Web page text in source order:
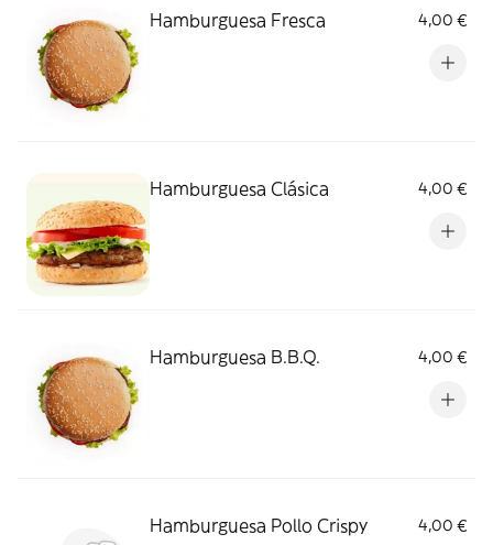
Hamburguesa Fresca 4,00 €
Hamburguesa Clásica 4,00 €
Hamburguesa B.B.Q. 4,00 €
Hamburguesa Pollo Crispy 4,00 €